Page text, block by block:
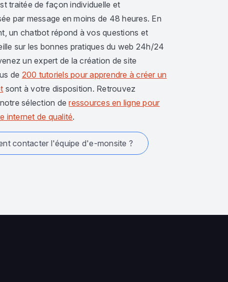
traitée de façon individuelle et
par message en moins de 48 heures. En
un chatbot répond à vos questions et
sur les bonnes pratiques du web 24h/24
un expert de la création de site
de 200 tutoriels pour apprendre à créer un
sont à votre disposition. Retrouvez
sélection deressources en ligne pour
internet de qualité.
contacter l'équipe d'e-monsite ?